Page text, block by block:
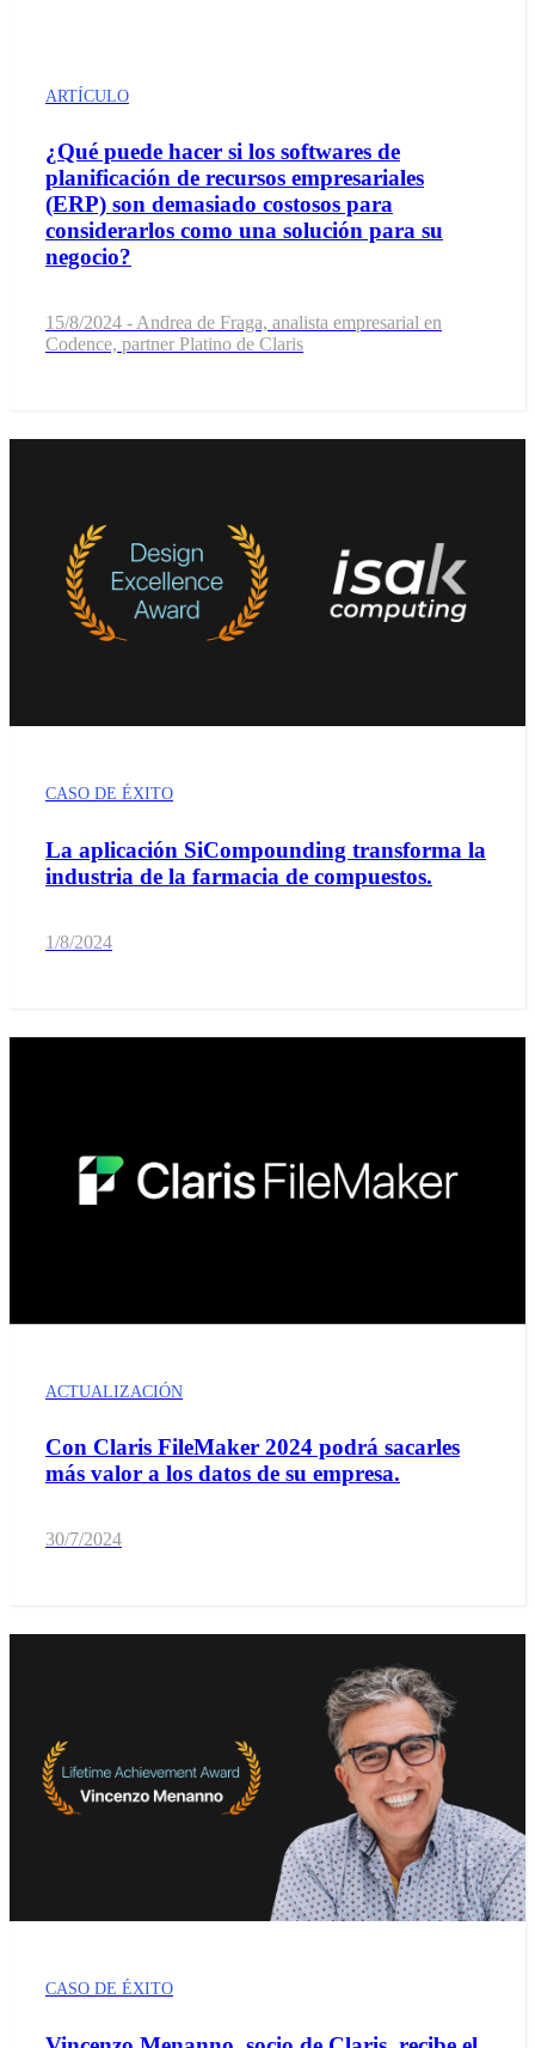
ARTÍCULO
¿Qué puede hacer si los softwares de
planificación de recursos empresariales
(ERP) son demasiado costosos para
considerarlos como una solución para su
negocio?
15/8/2024 - Andrea de Fraga, analista empresarial en
Codence, partner Platino de Claris
CASO DE ÉXITO
La aplicación SiCompounding transforma la
industria de la farmacia de compuestos.
1/8/2024
ACTUALIZACIÓN
Con Claris FileMaker 2024 podrá sacarles
más valor a los datos de su empresa.
30/7/2024
CASO DE ÉXITO